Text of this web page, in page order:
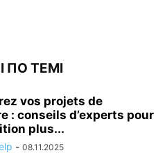
ПО ТЕМІ
vos projets de
: conseils d’experts pour
plus...
- 08.11.2025